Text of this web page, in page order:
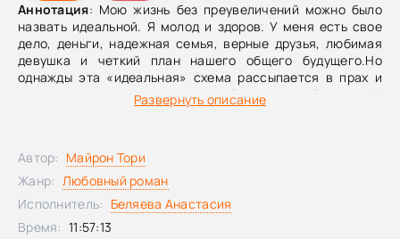
Аннотация: Мою жизнь без преувеличений можно было
назвать идеальной. Я молод и здоров. У меня есть свое
дело, деньги, надежная семья, верные друзья, любимая
девушка и четкий план нашего общего будущего.Но
однажды эта «идеальная» схема рассыпается в прах и
полностью переворачивает мой привычный мир. И
виноват в этом самый близкий мне человек.День, который
перечеркивает все, чем мы жили долгие годы, а затем раз
и навсегда доказывает мне: Измена — далеко не самое
страшное предательство, на которое способен
партнер.ИСТОРИЯ ДЖЕРЕМИ ДЭВЕНПОРТА ИЗ КНИГ «БЕЗ
ТЕБЯ» И «С ТОБОЙ». Первая книга дилогии.
Развернуть описание
Автор: Майрон Тори
Жанр: Любовный роман
Исполнитель: Беляева Анастасия
Время: 11:57:13